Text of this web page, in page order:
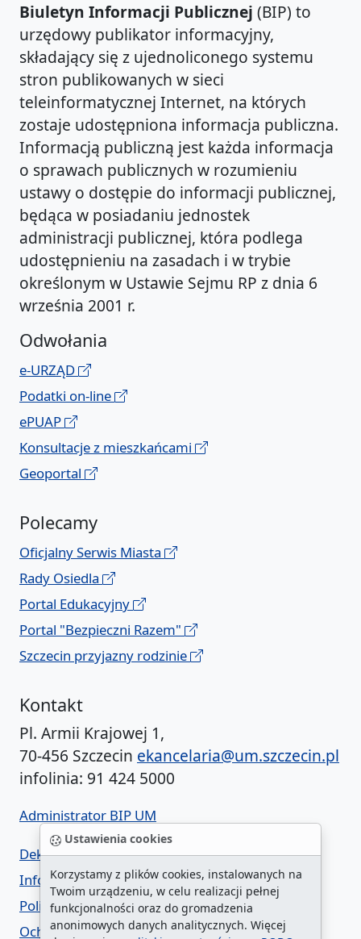
Ustawienia cookies
Korzystamy z plików cookies, instalowanych na
Twoim urządzeniu, w celu realizacji pełnej
funkcjonalności oraz do gromadzenia
anonimowych danych analitycznych. Więcej
Biuletyn Informacji Publicznej (BIP) to
urzędowy publikator informacyjny,
składający się z ujednoliconego systemu
stron publikowanych w sieci
teleinformatycznej Internet, na których
zostaje udostępniona informacja publiczna.
Informacją publiczną jest każda informacja
o sprawach publicznych w rozumieniu
ustawy o dostępie do informacji publicznej,
będąca w posiadaniu jednostek
administracji publicznej, która podlega
udostępnieniu na zasadach i w trybie
określonym w Ustawie Sejmu RP z dnia 6
września 2001 r.
Odwołania
e-URZĄD
Podatki on-line
ePUAP
Konsultacje z mieszkańcami
Geoportal
Polecamy
Oficjalny Serwis Miasta
Rady Osiedla
Portal Edukacyjny
Portal "Bezpieczni Razem"
Szczecin przyjazny rodzinie
Kontakt
Pl. Armii Krajowej 1,
70-456 Szczecin ekancelaria@um.szczecin.pl
infolinia: 91 424 5000
Administrator BIP UM
Deklaracja dostępności
Informacja o urzędzie w ETR
Polityka prywatności
Ochrona danych osobowych